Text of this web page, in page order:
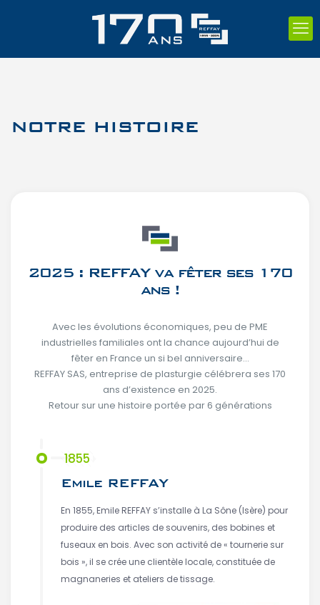
NOTRE HISTOIRE
2025 : REFFAY va fêter ses 170
ans !
Avec les évolutions économiques, peu de PME
industrielles familiales ont la chance aujourd’hui de
fêter en France un si bel anniversaire…
REFFAY SAS, entreprise de plasturgie célébrera ses 170
ans d’existence en 2025.
Retour sur une histoire portée par 6 générations
1855
Emile REFFAY
En 1855, Emile REFFAY s’installe à La Sône (Isère) pour
produire des articles de souvenirs, des bobines et
fuseaux en bois. Avec son activité de « tournerie sur
bois », il se crée une clientèle locale, constituée de
magnaneries et ateliers de tissage.